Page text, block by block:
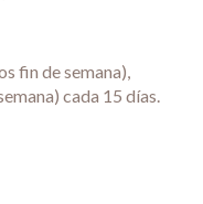
fin de semana),
cada 15 días.